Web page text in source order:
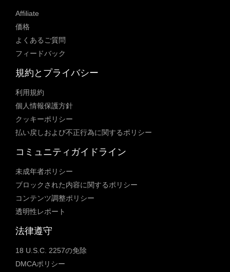
Affiliate
価格
よくあるご質問
フィードバック
規約とプライバシー
利用規約
個人情報保護方針
クッキーポリシー
払い戻しおよび不正行為に関するポリシー
コミュニティガイドライン
未成年者ポリシー
ブロックされた内容に関するポリシー
コンテンツ調整ポリシー
透明性レポート
法律遵守
18 U.S.C. 2257の免除
DMCAポリシー